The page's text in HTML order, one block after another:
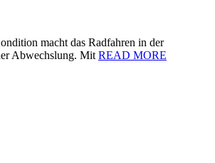
macht das Radfahren in der
Abwechslung. Mit READ MORE